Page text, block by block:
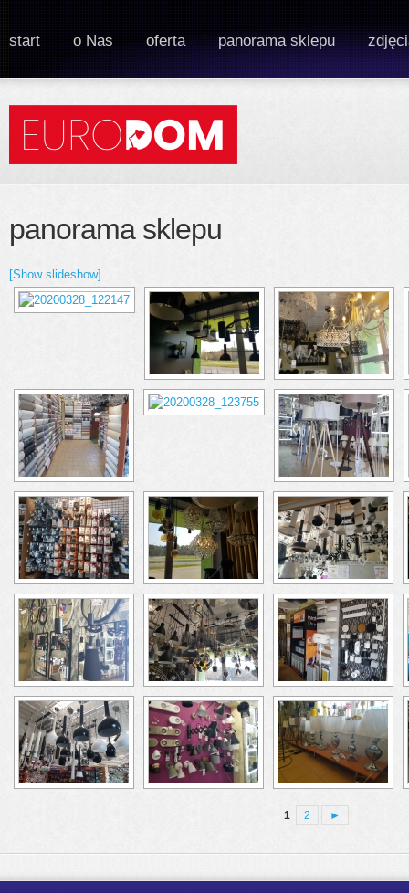
start o Nas oferta panorama sklepu
panorama sklepu
[Show slideshow]
1 2 ►